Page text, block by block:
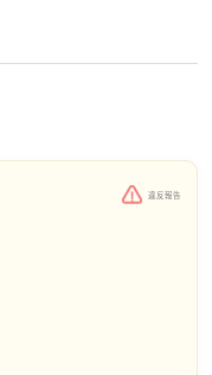
違反報告